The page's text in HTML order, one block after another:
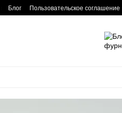
Блог Пользовательское соглашение